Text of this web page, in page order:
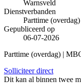
Warnsveld
Dienstverbanden
Parttime (overdag)
Gepubliceerd op
06-07-2026
Parttime (overdag) |
Solliciteer direct
Dit kan al binnen twee